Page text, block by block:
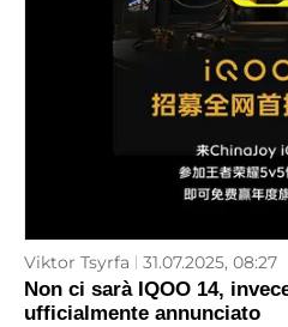
Viktor Tsyrfa 31.07.2025, 08:27
Non ci sarà IQOO 14,
ufficialmente annunciato